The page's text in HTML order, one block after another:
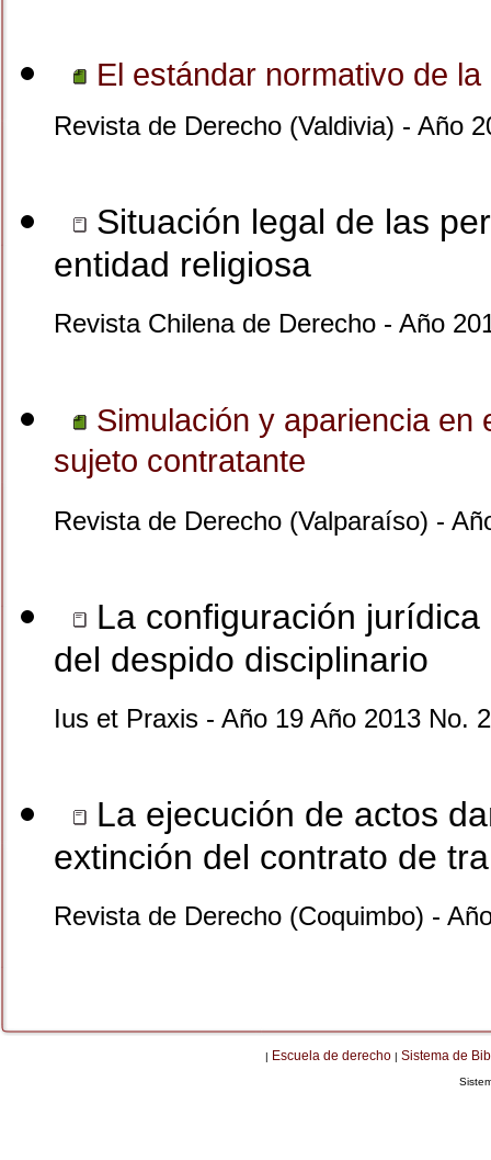
El estándar normativo de
Revista de Derecho (Valdivia) - Año
Situación legal de las
entidad religiosa
Revista Chilena de Derecho - Año
Simulación y apariencia en
sujeto contratante
Revista de Derecho (Valparaíso) -
La configuración
del despido disciplinario
Ius et Praxis - Año 19 Año 2013 No. 2
La ejecución de actos
extinción del contrato de
Revista de Derecho (Coquimbo) -
| Escuela de derecho | Sistema de